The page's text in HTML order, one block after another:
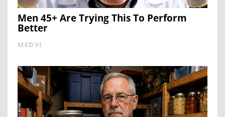
Men 45+ Are Trying This To Perform
Better
MEDVI